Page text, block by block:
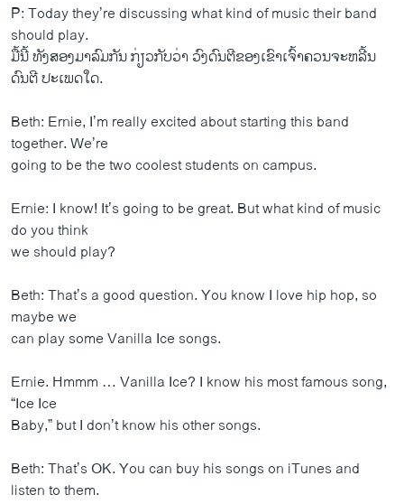
P: Today they’re discussing what kind of music their band
should play.
ມື້​ນີ້ ທັງ​ສອງ​ມາ​ລົມ​ກັນ ກ່ຽວ​ກັບ​ວ່າ ວົງ​ດົນຕີ​ຂອງ​ເຂົາ​ເຈົ້າ​ຄວນ​ຈະ​ຫລີ້ນ​
ດົນຕີ ປະ​ເພດ​ໃດ.
Beth: Ernie, I’m really excited about starting this band
together. We’re
going to be the two coolest students on campus.
Ernie: I know! It’s going to be great. But what kind of music
do you think
we should play?
Beth: That’s a good question. You know I love hip hop, so
maybe we
can play some Vanilla Ice songs.
Ernie. Hmmm … Vanilla Ice? I know his most famous song,
“Ice Ice
Baby,” but I don’t know his other songs.
Beth: That’s OK. You can buy his songs on iTunes and
listen to them.